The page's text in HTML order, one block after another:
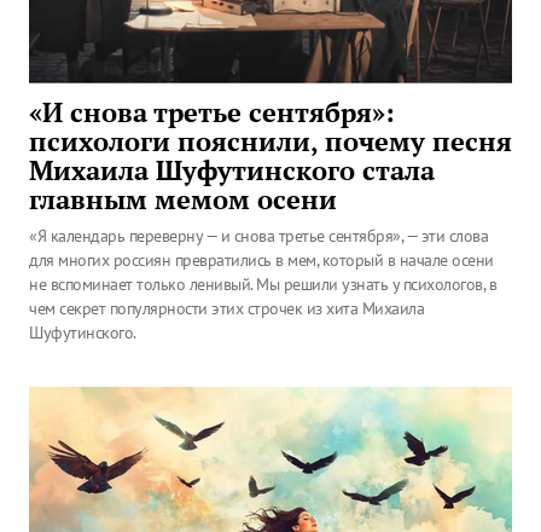
«И снова третье сентября»:
психологи пояснили, почему песня
Михаила Шуфутинского стала
главным мемом осени
«Я календарь переверну — и снова третье сентября», — эти слова
для многих россиян превратились в мем, который в начале осени
не вспоминает только ленивый. Мы решили узнать у психологов, в
чем секрет популярности этих строчек из хита Михаила
Шуфутинского.